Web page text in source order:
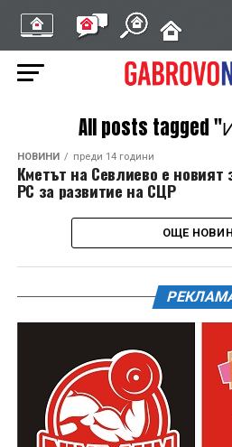
All posts tagged
НОВИНИ преди 14 години
Кметът на Севлиево е
РС за развитие на СЦР
ОЩЕ